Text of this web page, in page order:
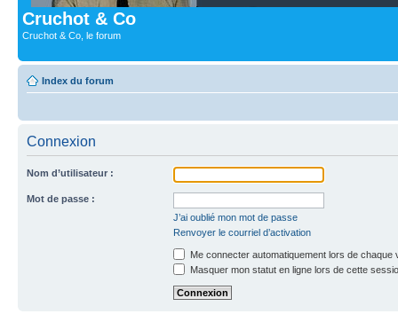
Cruchot & Co
Cruchot & Co, le forum
Index du forum
Connexion
Nom d’utilisateur :
Mot de passe :
J’ai oublié mon mot de passe
Renvoyer le courriel d’activation
Me connecter automatiquement lors de chaque
Masquer mon statut en ligne lors de cette